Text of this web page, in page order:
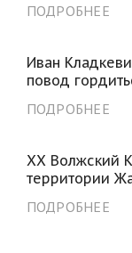
ПОДРОБНЕЕ
Иван
повод
ПОДРОБНЕЕ
XX Волжский
территории
ПОДРОБНЕЕ